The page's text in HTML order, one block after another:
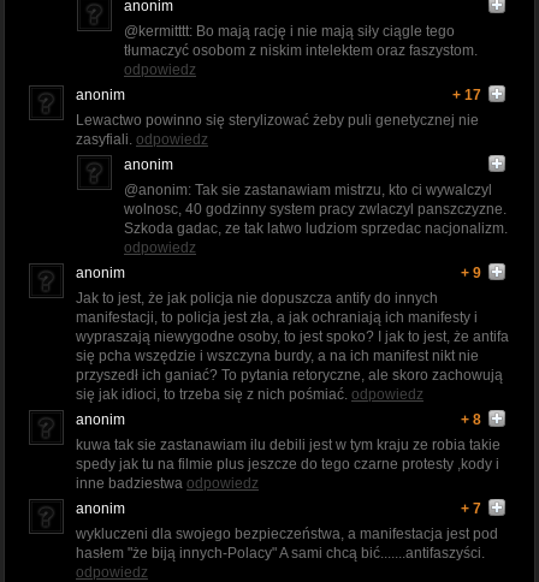
anonim
@kermitttt: Bo mają rację i nie mają siły ciągle tego
tłumaczyć osobom z niskim intelektem oraz faszystom.
odpowiedz
anonim
+ 17
Lewactwo powinno się sterylizować żeby puli genetycznej nie
zasyfiali. odpowiedz
anonim
@anonim: Tak sie zastanawiam mistrzu, kto ci wywalczyl
wolnosc, 40 godzinny system pracy zwlaczyl panszczyzne.
Szkoda gadac, ze tak latwo ludziom sprzedac nacjonalizm.
odpowiedz
anonim
+ 9
Jak to jest, że jak policja nie dopuszcza antify do innych
manifestacji, to policja jest zła, a jak ochraniają ich manifesty i
wypraszają niewygodne osoby, to jest spoko? I jak to jest, że antifa
się pcha wszędzie i wszczyna burdy, a na ich manifest nikt nie
przyszedł ich ganiać? To pytania retoryczne, ale skoro zachowują
się jak idioci, to trzeba się z nich pośmiać. odpowiedz
anonim
+ 8
kuwa tak sie zastanawiam ilu debili jest w tym kraju ze robia takie
spedy jak tu na filmie plus jeszcze do tego czarne protesty ,kody i
inne badziestwa odpowiedz
anonim
+ 7
wykluczeni dla swojego bezpieczeństwa, a manifestacja jest pod
hasłem "że biją innych-Polacy" A sami chcą bić.......antifaszyści.
odpowiedz